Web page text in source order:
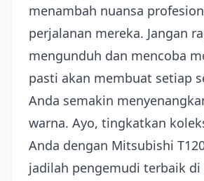
menambah nuansa
perjalanan mereka. Jangan
mengunduh dan mencoba
pasti akan membuat setiap
Anda semakin
warna. Ayo, tingkatkan
Anda dengan Mitsubishi
jadilah pengemudi terbaik di